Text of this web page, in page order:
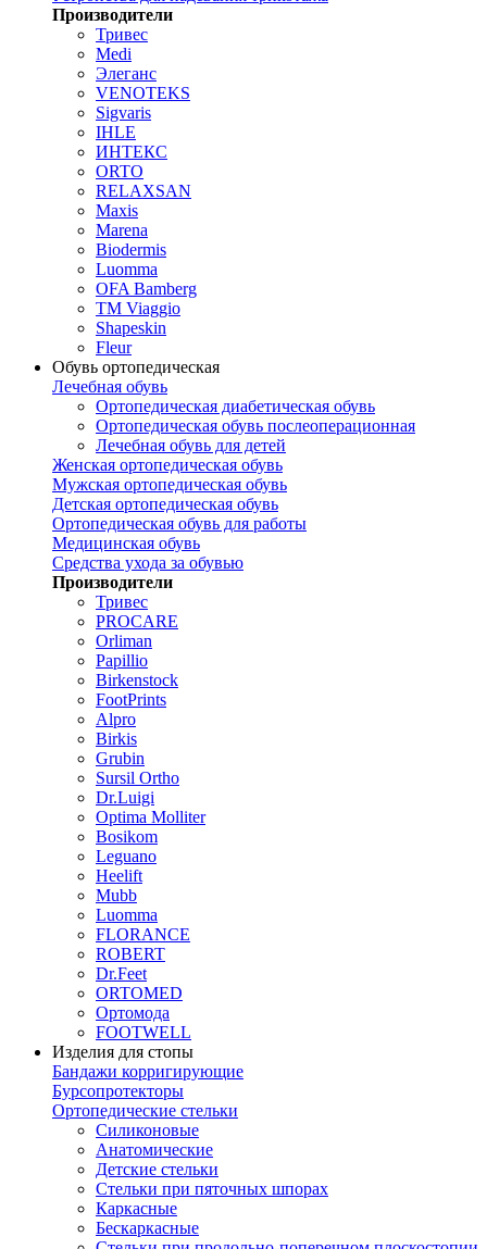
Производители
Тривес
Medi
Элеганс
VENOTEKS
Sigvaris
IHLE
ИНТЕКС
ORTO
RELAXSAN
Maxis
Marena
Biodermis
Luomma
OFA Bamberg
TM Viaggio
Shapeskin
Fleur
Обувь ортопедическая
Лечебная обувь
Ортопедическая диабетическая обувь
Ортопедическая обувь послеоперационная
Лечебная обувь для детей
Женская ортопедическая обувь
Мужская ортопедическая обувь
Детская ортопедическая обувь
Ортопедическая обувь для работы
Медицинская обувь
Средства ухода за обувью
Производители
Тривес
PROCARE
Orliman
Papillio
Birkenstock
FootPrints
Alpro
Birkis
Grubin
Sursil Ortho
Dr.Luigi
Optima Molliter
Bosikom
Leguano
Heelift
Mubb
Luomma
FLORANCE
ROBERT
Dr.Feet
ORTOMED
Ортомода
FOOTWELL
Изделия для стопы
Бандажи корригирующие
Бурсопротекторы
Ортопедические стельки
Силиконовые
Анатомические
Детские стельки
Стельки при пяточных шпорах
Каркасные
Бескаркасные